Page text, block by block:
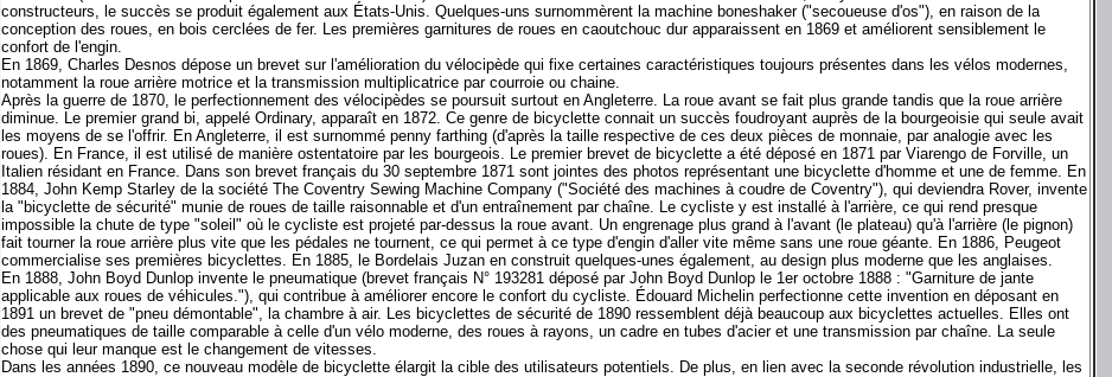
constructeurs, le succès se produit également aux États-Unis. Quelques-uns surnommèrent la machine boneshaker ("secoueuse d'os"), en raison de la
conception des roues, en bois cerclées de fer. Les premières garnitures de roues en caoutchouc dur apparaissent en 1869 et améliorent sensiblement le
confort de l'engin.
En 1869, Charles Desnos dépose un brevet sur l'amélioration du vélocipède qui fixe certaines caractéristiques toujours présentes dans les vélos modernes,
notamment la roue arrière motrice et la transmission multiplicatrice par courroie ou chaine.
Après la guerre de 1870, le perfectionnement des vélocipèdes se poursuit surtout en Angleterre. La roue avant se fait plus grande tandis que la roue arrière
diminue. Le premier grand bi, appelé Ordinary, apparaît en 1872. Ce genre de bicyclette connait un succès foudroyant auprès de la bourgeoisie qui seule avait
les moyens de se l'offrir. En Angleterre, il est surnommé penny farthing (d'après la taille respective de ces deux pièces de monnaie, par analogie avec les
roues). En France, il est utilisé de manière ostentatoire par les bourgeois. Le premier brevet de bicyclette a été déposé en 1871 par Viarengo de Forville, un
Italien résidant en France. Dans son brevet français du 30 septembre 1871 sont jointes des photos représentant une bicyclette d'homme et une de femme. En
1884, John Kemp Starley de la société The Coventry Sewing Machine Company ("Société des machines à coudre de Coventry"), qui deviendra Rover, invente
la "bicyclette de sécurité" munie de roues de taille raisonnable et d'un entraînement par chaîne. Le cycliste y est installé à l'arrière, ce qui rend presque
impossible la chute de type "soleil" où le cycliste est projeté par-dessus la roue avant. Un engrenage plus grand à l'avant (le plateau) qu'à l'arrière (le pignon)
fait tourner la roue arrière plus vite que les pédales ne tournent, ce qui permet à ce type d'engin d'aller vite même sans une roue géante. En 1886, Peugeot
commercialise ses premières bicyclettes. En 1885, le Bordelais Juzan en construit quelques-unes également, au design plus moderne que les anglaises.
En 1888, John Boyd Dunlop invente le pneumatique (brevet français N° 193281 déposé par John Boyd Dunlop le 1er octobre 1888 : "Garniture de jante
applicable aux roues de véhicules."), qui contribue à améliorer encore le confort du cycliste. Édouard Michelin perfectionne cette invention en déposant en
1891 un brevet de "pneu démontable", la chambre à air. Les bicyclettes de sécurité de 1890 ressemblent déjà beaucoup aux bicyclettes actuelles. Elles ont
des pneumatiques de taille comparable à celle d'un vélo moderne, des roues à rayons, un cadre en tubes d'acier et une transmission par chaîne. La seule
chose qui leur manque est le changement de vitesses.
Dans les années 1890, ce nouveau modèle de bicyclette élargit la cible des utilisateurs potentiels. De plus, en lien avec la seconde révolution industrielle, les